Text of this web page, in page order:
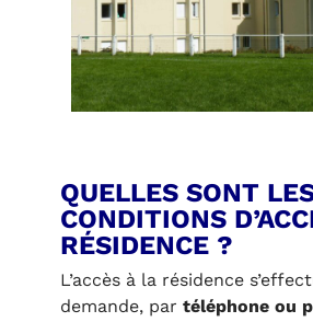
QUELLES SONT
CONDITIONS
RÉSIDENCE ?
L’accès à la résidence
demande, par téléphone ou